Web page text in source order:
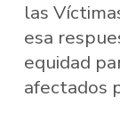
las
esa
equidad
afectados